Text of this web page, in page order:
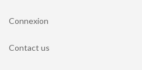
Connexion
Contact us